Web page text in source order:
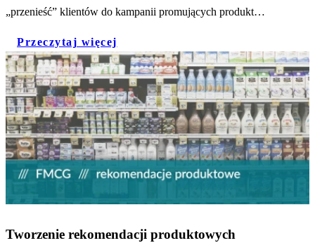
„przenieść” klientów do kampanii promujących produkt…
Przeczytaj więcej
Tworzenie rekomendacji produktowych